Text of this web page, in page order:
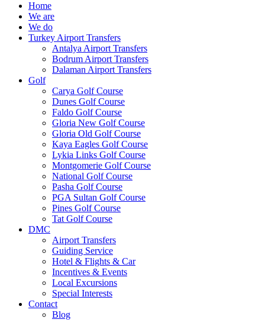
Home
We are
We do
Turkey Airport Transfers
Antalya Airport Transfers
Bodrum Airport Transfers
Dalaman Airport Transfers
Golf
Carya Golf Course
Dunes Golf Course
Faldo Golf Course
Gloria New Golf Course
Gloria Old Golf Course
Kaya Eagles Golf Course
Lykia Links Golf Course
Montgomerie Golf Course
National Golf Course
Pasha Golf Course
PGA Sultan Golf Course
Pines Golf Course
Tat Golf Course
DMC
Airport Transfers
Guiding Service
Hotel & Flights & Car
Incentives & Events
Local Excursions
Special Interests
Contact
Blog